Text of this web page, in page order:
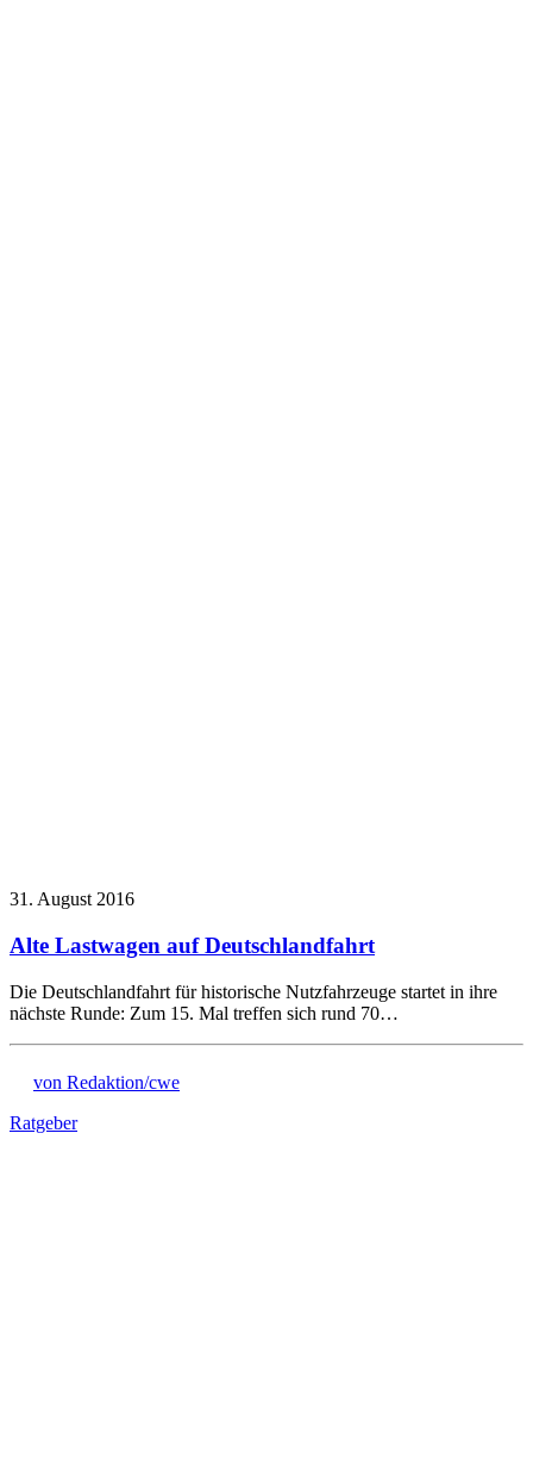
31. August 2016
Alte Lastwagen auf Deutschlandfahrt
Die Deutschlandfahrt für historische Nutzfahrzeuge startet in ihre
nächste Runde: Zum 15. Mal treffen sich rund 70…
von Redaktion/cwe
Ratgeber